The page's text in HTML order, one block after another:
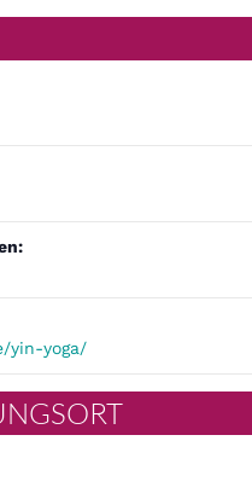
yin-yoga/